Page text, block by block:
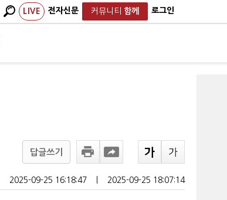
LIVE 전자신문 커뮤니티 함께 로그인
답글쓰기
2025-09-25 16:18:47 2025-09-25 18:07:14